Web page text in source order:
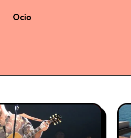
Ocio